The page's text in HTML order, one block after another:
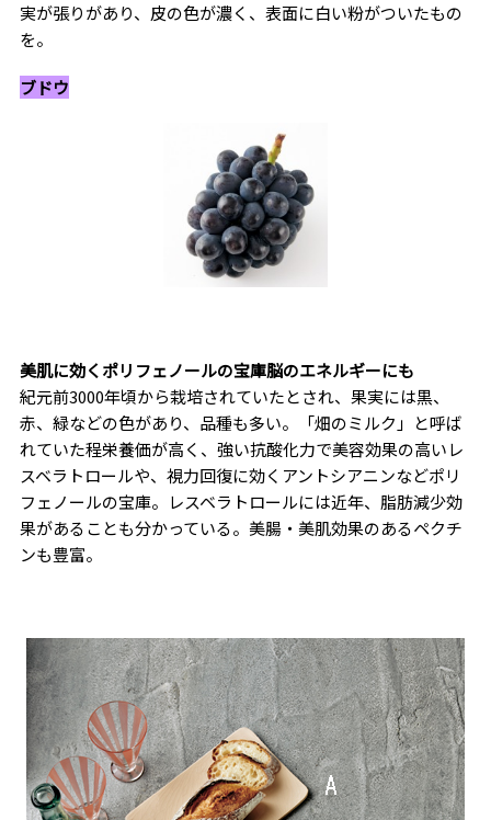
実が張りがあり、皮の色が濃く、表面に白い粉がついたもの
を。
ブドウ
美肌に効くポリフェノールの宝庫脳のエネルギーにも
紀元前3000年頃から栽培されていたとされ、果実には黒、
赤、緑などの色があり、品種も多い。「畑のミルク」と呼ば
れていた程栄養価が高く、強い抗酸化力で美容効果の高いレ
スベラトロールや、視力回復に効くアントシアニンなどポリ
フェノールの宝庫。レスベラトロールには近年、脂肪減少効
果があることも分かっている。美腸・美肌効果のあるペクチ
ンも豊富。